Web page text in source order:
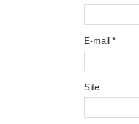
E-mail *
Site